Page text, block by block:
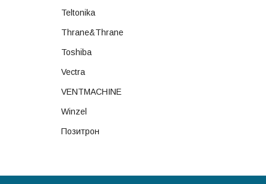
Teltonika
Thrane&Thrane
Toshiba
Vectra
VENTMACHINE
Winzel
Позитрон